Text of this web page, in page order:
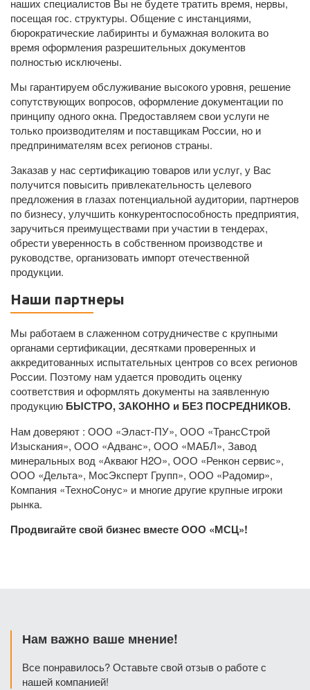
наших специалистов Вы не будете тратить время, нервы,
посещая гос. структуры. Общение с инстанциями,
бюрократические лабиринты и бумажная волокита во
время оформления разрешительных документов
полностью исключены.
Мы гарантируем обслуживание высокого уровня, решение
сопутствующих вопросов, оформление документации по
принципу одного окна. Предоставляем свои услуги не
только производителям и поставщикам России, но и
предпринимателям всех регионов страны.
Заказав у нас сертификацию товаров или услуг, у Вас
получится повысить привлекательность целевого
предложения в глазах потенциальной аудитории, партнеров
по бизнесу, улучшить конкурентоспособность предприятия,
заручиться преимуществами при участии в тендерах,
обрести уверенность в собственном производстве и
руководстве, организовать импорт отечественной
продукции.
Наши партнеры
Мы работаем в слаженном сотрудничестве с крупными
органами сертификации, десятками проверенных и
аккредитованных испытательных центров со всех регионов
России. Поэтому нам удается проводить оценку
соответствия и оформлять документы на заявленную
продукцию БЫСТРО, ЗАКОННО и БЕЗ ПОСРЕДНИКОВ.
Нам доверяют : ООО «Эласт-ПУ», ООО «ТрансСтрой
Изыскания», ООО «Адванс», ООО «МАБЛ», Завод
минеральных вод «Акваюг H2O», ООО «Ренкон сервис»,
ООО «Дельта», МосЭксперт Групп», ООО «Радомир»,
Компания «ТехноСонус» и многие другие крупные игроки
рынка.
Продвигайте свой бизнес вместе ООО «МСЦ»!
Нам важно ваше мнение!
Все понравилось? Оставьте свой отзыв о работе с
нашей компанией!